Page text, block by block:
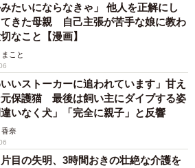
みたいにならなきゃ」 他人を正解にし
きた母親 自己主張が苦手な娘に教わ
なこと【漫画】
こと
いいストーカーに追われています」甘え
元保護猫 最後は飼い主にダイブする姿
いなく犬」「完全に親子」と反響
香奈
目の失明、3時間おきの壮絶な介護を